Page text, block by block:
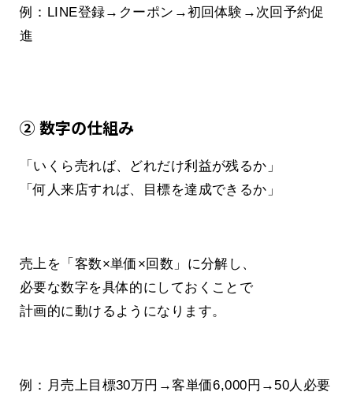
例：LINE登録→クーポン→初回体験→次回予約促
進
② 数字の仕組み
「いくら売れば、どれだけ利益が残るか」
「何人来店すれば、目標を達成できるか」
売上を「客数×単価×回数」に分解し、
必要な数字を具体的にしておくことで
計画的に動けるようになります。
例：月売上目標30万円→客単価6,000円→50人必要